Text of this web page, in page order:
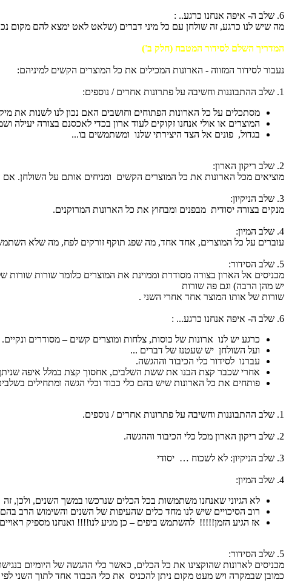
6. שלב ה- איפה אנחנו כרגע.. :
מה שיש לנו כרגע, זה שולחן עם כל מיני דברים (שלאט לאט ימצא להם מקום
המדריך השלם לסידור המטבח (חלק ב')
נעבור לסידור המזווה - הארונות המכילים את כל המוצרים הקשים למיניהם:
1. שלב ההתבוננות וחשיבה על פתרונות אחרים / נוספים:
מסתכלים על כל הארונות הפתוחים וחושבים האם נכון לנו לשנות את
המוצרים או אולי אנחנו זקוקים לעוד ארון בכדי לאכסנם בצורה יעילה
בגדול, פונים אל הצד היצירתי שלנו ומשתמשים בו...
2. שלב ריקון הארון:
מוציאים מכל הארונות את כל המוצרים הקשים ומניחים אותם על השולחן.
3. שלב הניקיון:
מנקים בצורה יסודית מבפנים ומבחוץ את כל הארונות המרוקנים.
4. שלב המיון:
עוברים על כל המוצרים, אחד אחד, מה שפג תוקף זורקים לפח, מה שלא
5. שלב הסידור:
מכניסים אל הארון בצורה מסודרת וממוינת את המוצרים כלומר שורות
יש מהן הרבה) וגם פה שורות
שורות של אותו המוצר אחד אחרי השני .
6. שלב ה- איפה אנחנו כרגע... :
כרגע יש לנו ארונות של כוסות, צלחות ומוצרים קשים – מסודרים ונקיים.
ועל השולחן יש שעטנז של דברים ...
עברנו לסידור כלי הכיבוד וההגשה.
אחרי שכבר קצת הבנו את ששת השלבים, אחסוך קצת במלל איפה
פותחים את כל הארונות שיש בהם כלי כבוד וכלי הגשה ומתחילים
1. שלב ההתבוננות וחשיבה על פתרונות אחרים / נוספים.
2. שלב ריקון הארון מכל כלי הכיבוד וההגשה.
3. שלב הניקיון: לא לשכוח … יסודי
4. שלב המיון:
לא הגיוני שאנחנו משתמשות בכל הכלים שנרכשו במשך השנים, ולכן,
רוב הסיכויים שיש לנו מחד כלים שהעיפות של השנים והשימוש הרב
אז הגיע הזמן!!!!! להשתמש ביפים – כן מגיע לנו!!!! ואנחנו מספיק
5. שלב הסידור:
מכניסים לארונות שהוקצינו את כל הכלים, כאשר כלי ההגשה של היומיום
כמובן שבמקרה ויש מעט מקום ניתן להכניס את כלי הכבוד אחד לתוך השני לפי